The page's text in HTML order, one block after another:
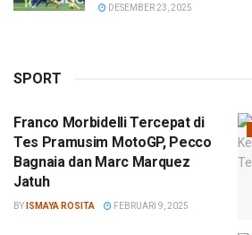
DESEMBER 23, 2025
SPORT
Franco Morbidelli Tercepat di
Tes Pramusim MotoGP, Pecco
Bagnaia dan Marc Marquez
Jatuh
BY ISMAYA ROSITA FEBRUARI 9, 2025